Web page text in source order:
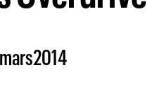
mars2014